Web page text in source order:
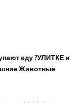
еду ?УЛИТКЕ и
Животные